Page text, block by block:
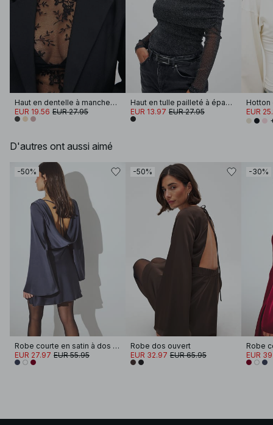
Haut en dentelle à manches longues
EUR 19.56 EUR 27.95
Haut en tulle pailleté à épaules dénudées
EUR 13.97 EUR 27.95
EUR
D'autres ont aussi aimé
-50%
Robe courte en satin à dos en cascade
EUR 27.97 EUR 55.95
-50%
Robe dos ouvert
EUR 32.97 EUR 65.95
-30%
EUR